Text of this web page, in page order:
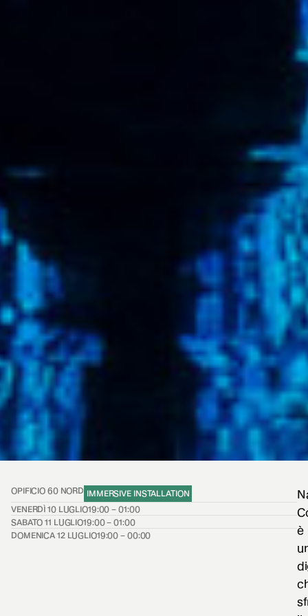
OPIFICIO 60 NORD IMMERSIVE INSTALLATION
VENERDÌ 10 LUGLIO19:00 – 01:00
SABATO 11 LUGLIO19:00 – 01:00
DOMENICA 12 LUGLIO19:00 – 00:00
è